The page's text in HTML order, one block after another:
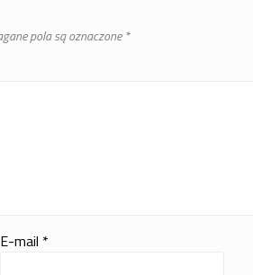
pola są oznaczone*
E-mail *